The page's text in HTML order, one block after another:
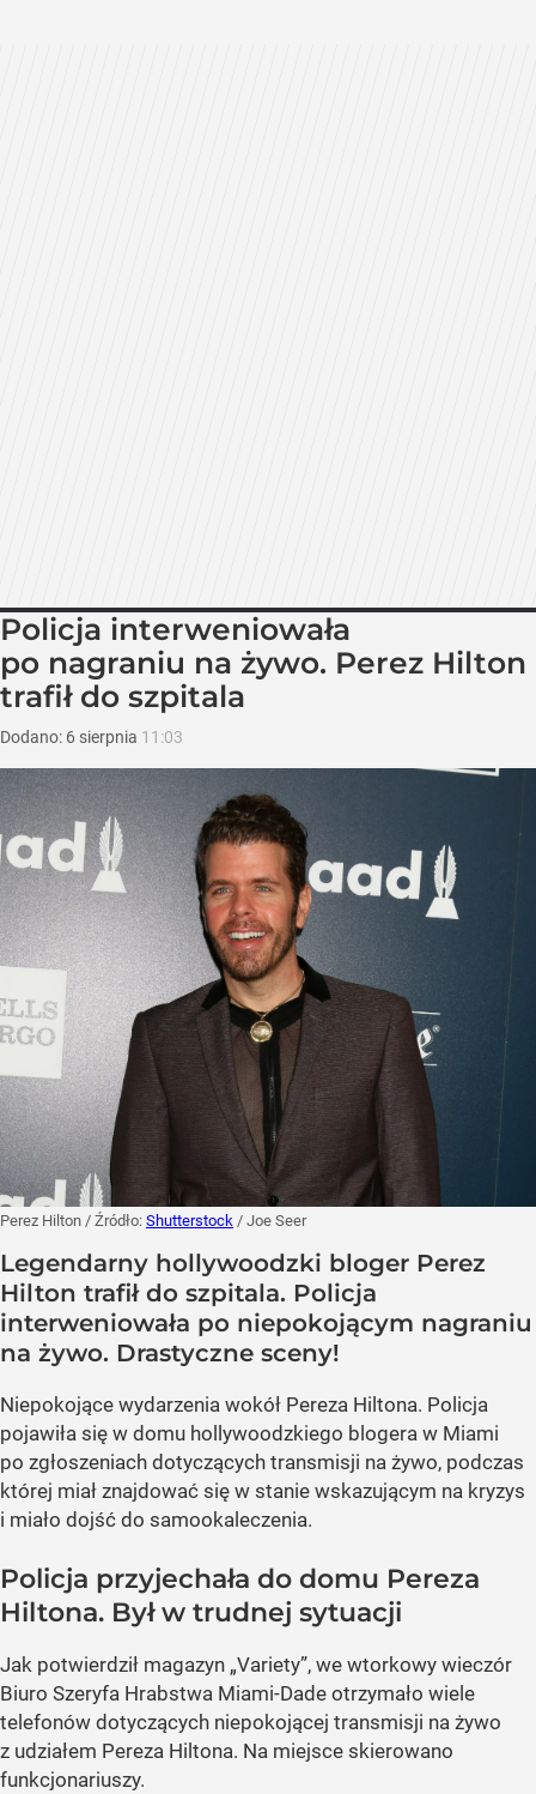
Policja interweniowała
po nagraniu na żywo. Perez Hilton
trafił do szpitala
Dodano: 6 sierpnia 11:03
Perez Hilton / Źródło: Shutterstock / Joe Seer
Legendarny hollywoodzki bloger Perez
Hilton trafił do szpitala. Policja
interweniowała po niepokojącym nagraniu
na żywo. Drastyczne sceny!
Niepokojące wydarzenia wokół Pereza Hiltona. Policja
pojawiła się w domu hollywoodzkiego blogera w Miami
po zgłoszeniach dotyczących transmisji na żywo, podczas
której miał znajdować się w stanie wskazującym na kryzys
i miało dojść do samookaleczenia.
Policja przyjechała do domu Pereza
Hiltona. Był w trudnej sytuacji
Jak potwierdził magazyn „Variety”, we wtorkowy wieczór
Biuro Szeryfa Hrabstwa Miami-Dade otrzymało wiele
telefonów dotyczących niepokojącej transmisji na żywo
z udziałem Pereza Hiltona. Na miejsce skierowano
funkcjonariuszy.